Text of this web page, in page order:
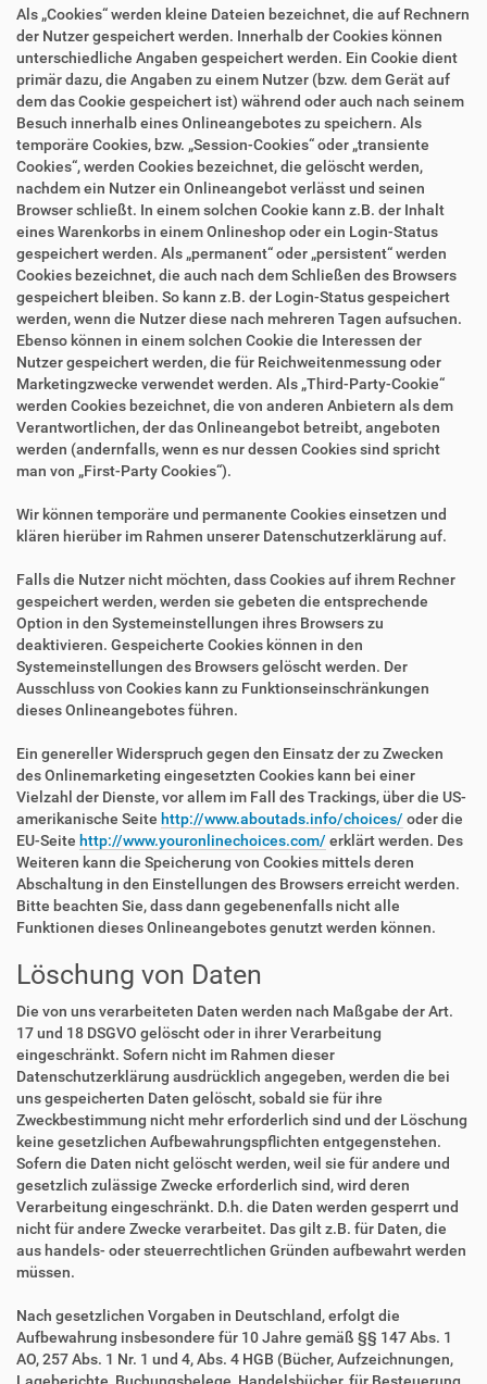
Als „Cookies“ werden kleine Dateien bezeichnet, die auf Rechnern
der Nutzer gespeichert werden. Innerhalb der Cookies können
unterschiedliche Angaben gespeichert werden. Ein Cookie dient
primär dazu, die Angaben zu einem Nutzer (bzw. dem Gerät auf
dem das Cookie gespeichert ist) während oder auch nach seinem
Besuch innerhalb eines Onlineangebotes zu speichern. Als
temporäre Cookies, bzw. „Session-Cookies“ oder „transiente
Cookies“, werden Cookies bezeichnet, die gelöscht werden,
nachdem ein Nutzer ein Onlineangebot verlässt und seinen
Browser schließt. In einem solchen Cookie kann z.B. der Inhalt
eines Warenkorbs in einem Onlineshop oder ein Login-Status
gespeichert werden. Als „permanent“ oder „persistent“ werden
Cookies bezeichnet, die auch nach dem Schließen des Browsers
gespeichert bleiben. So kann z.B. der Login-Status gespeichert
werden, wenn die Nutzer diese nach mehreren Tagen aufsuchen.
Ebenso können in einem solchen Cookie die Interessen der
Nutzer gespeichert werden, die für Reichweitenmessung oder
Marketingzwecke verwendet werden. Als „Third-Party-Cookie“
werden Cookies bezeichnet, die von anderen Anbietern als dem
Verantwortlichen, der das Onlineangebot betreibt, angeboten
werden (andernfalls, wenn es nur dessen Cookies sind spricht
man von „First-Party Cookies“).
Wir können temporäre und permanente Cookies einsetzen und
klären hierüber im Rahmen unserer Datenschutzerklärung auf.
Falls die Nutzer nicht möchten, dass Cookies auf ihrem Rechner
gespeichert werden, werden sie gebeten die entsprechende
Option in den Systemeinstellungen ihres Browsers zu
deaktivieren. Gespeicherte Cookies können in den
Systemeinstellungen des Browsers gelöscht werden. Der
Ausschluss von Cookies kann zu Funktionseinschränkungen
dieses Onlineangebotes führen.
Ein genereller Widerspruch gegen den Einsatz der zu Zwecken
des Onlinemarketing eingesetzten Cookies kann bei einer
Vielzahl der Dienste, vor allem im Fall des Trackings, über die US-
amerikanische Seite http://www.aboutads.info/choices/ oder die
EU-Seite http://www.youronlinechoices.com/ erklärt werden. Des
Weiteren kann die Speicherung von Cookies mittels deren
Abschaltung in den Einstellungen des Browsers erreicht werden.
Bitte beachten Sie, dass dann gegebenenfalls nicht alle
Funktionen dieses Onlineangebotes genutzt werden können.
Löschung von Daten
Die von uns verarbeiteten Daten werden nach Maßgabe der Art.
17 und 18 DSGVO gelöscht oder in ihrer Verarbeitung
eingeschränkt. Sofern nicht im Rahmen dieser
Datenschutzerklärung ausdrücklich angegeben, werden die bei
uns gespeicherten Daten gelöscht, sobald sie für ihre
Zweckbestimmung nicht mehr erforderlich sind und der Löschung
keine gesetzlichen Aufbewahrungspflichten entgegenstehen.
Sofern die Daten nicht gelöscht werden, weil sie für andere und
gesetzlich zulässige Zwecke erforderlich sind, wird deren
Verarbeitung eingeschränkt. D.h. die Daten werden gesperrt und
nicht für andere Zwecke verarbeitet. Das gilt z.B. für Daten, die
aus handels- oder steuerrechtlichen Gründen aufbewahrt werden
müssen.
Nach gesetzlichen Vorgaben in Deutschland, erfolgt die
Aufbewahrung insbesondere für 10 Jahre gemäß §§ 147 Abs. 1
AO, 257 Abs. 1 Nr. 1 und 4, Abs. 4 HGB (Bücher, Aufzeichnungen,